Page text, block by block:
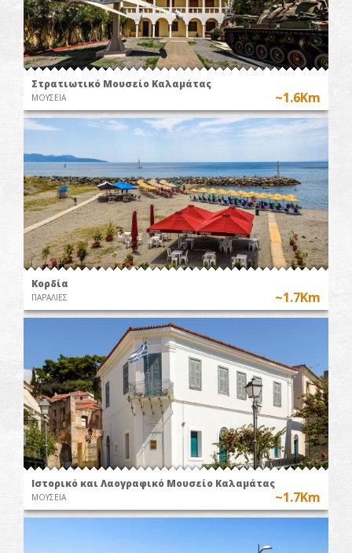
Στρατιωτικό Μουσείο Καλαμάτας
ΜΟΥΣΕΙΑ ~1.6Km
Κορδία
ΠΑΡΑΛΙΕΣ ~1.7Km
Ιστορικό και Λαογραφικό Μουσείο Καλαμάτας
ΜΟΥΣΕΙΑ ~1.7Km